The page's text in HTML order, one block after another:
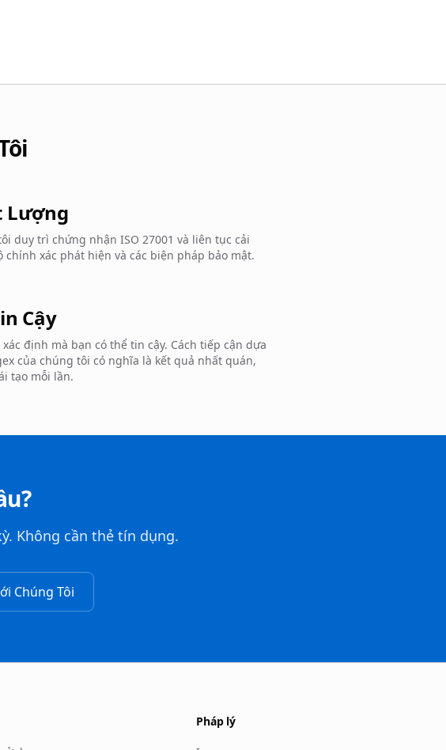
Lượng
duy trì chứng nhận ISO 27001 và liên tục cải
chính xác phát hiện và các biện pháp bảo mật.
Cậy
xác định mà bạn có thể tin cậy. Cách tiếp cận dựa
của chúng tôi có nghĩa là kết quả nhất quán,
tạo mỗi lần.
Không cần thẻ tín dụng.
Chúng Tôi
Pháp lý